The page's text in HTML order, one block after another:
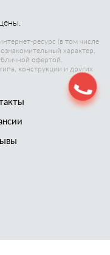
ресурс (в том числе
характер,
офертой.
конструкции и других